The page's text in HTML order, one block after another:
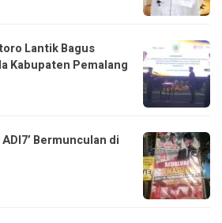
Lantik Bagus
Kabupaten Pemalang
Bermunculan di